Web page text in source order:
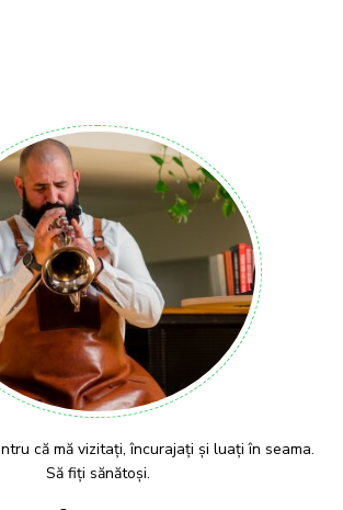
că mă vizitați, încurajați și luați în seama.
Să fiți sănătoși.